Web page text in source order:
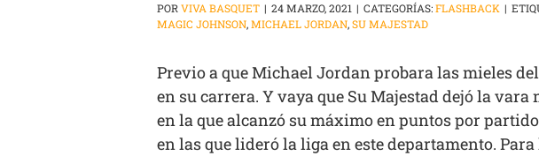
PORVIVA BASQUET | 24 MARZO, 2021 | CATEGORÍAS:FLASHBACK |
MAGIC JOHNSON,MICHAEL JORDAN,SU MAJESTAD
Previo a que Michael Jordan probara las mieles
en su carrera. Y vaya que Su Majestad dejó la
en la que alcanzó su máximo en puntos por
en las que lideró la liga en este departamento.